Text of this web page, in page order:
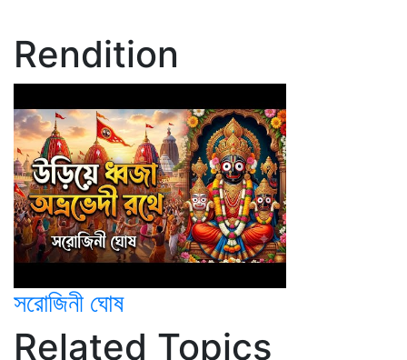
Rendition
সরোজিনী ঘোষ
Related Topics